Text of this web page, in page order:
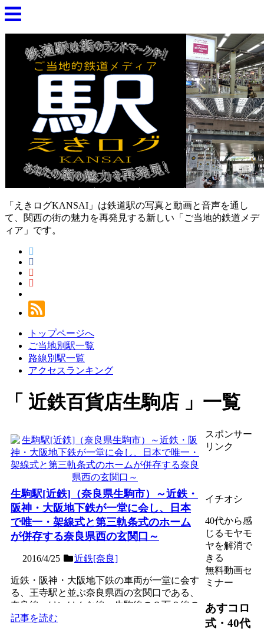
「えきログKANSAI」は鉄道駅の写真と動画と音声を通し
て、関西の街の魅力を再発見する新しい「ご当地的鉄道メデ
ィア」です。
トップページへ
ご当地別駅一覧
路線別駅一覧
アクセスランキング
近鉄百貨店生駒店 一覧
生駒駅[近鉄]（奈良県生駒市）～近鉄・
阪神・大阪地下鉄が一堂に会し、日本
で唯一・架線式と第三軌条式のホーム
が併存する奈良県西の玄関口～
2016/4/25 近鉄[奈良]
近鉄・阪神・大阪地下鉄の車両が一堂に会す
る、王寺駅と並ぶ奈良県西の玄関口である、
奈良線・けいはんな線・生駒線の３面６線の
地上駅。県内５番目の...
記事を読む
スポンサー
リンク
イチオシ
40代から感
じるモヤモ
ヤを解消で
きる
無料動画セ
ミナー
あすコロ
式・40代